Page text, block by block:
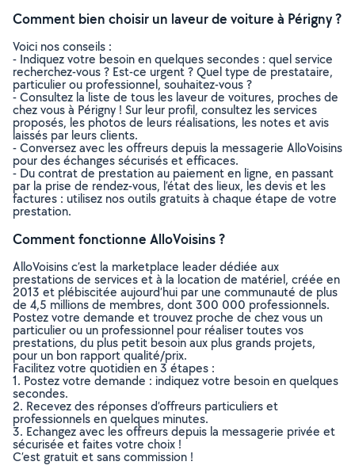
Comment bien choisir un laveur de voiture à Périgny ?
Voici nos conseils :
- Indiquez votre besoin en quelques secondes : quel service
recherchez-vous ? Est-ce urgent ? Quel type de prestataire,
particulier ou professionnel, souhaitez-vous ?
- Consultez la liste de tous les laveur de voitures, proches de
chez vous à Périgny ! Sur leur profil, consultez les services
proposés, les photos de leurs réalisations, les notes et avis
laissés par leurs clients.
- Conversez avec les offreurs depuis la messagerie AlloVoisins
pour des échanges sécurisés et efficaces.
- Du contrat de prestation au paiement en ligne, en passant
par la prise de rendez-vous, l’état des lieux, les devis et les
factures : utilisez nos outils gratuits à chaque étape de votre
prestation.
Comment fonctionne AlloVoisins ?
AlloVoisins c’est la marketplace leader dédiée aux
prestations de services et à la location de matériel, créée en
2013 et plébiscitée aujourd’hui par une communauté de plus
de 4,5 millions de membres, dont 300 000 professionnels.
Postez votre demande et trouvez proche de chez vous un
particulier ou un professionnel pour réaliser toutes vos
prestations, du plus petit besoin aux plus grands projets,
pour un bon rapport qualité/prix.
Facilitez votre quotidien en 3 étapes :
1. Postez votre demande : indiquez votre besoin en quelques
secondes.
2. Recevez des réponses d’offreurs particuliers et
professionnels en quelques minutes.
3. Echangez avec les offreurs depuis la messagerie privée et
sécurisée et faites votre choix !
C’est gratuit et sans commission !